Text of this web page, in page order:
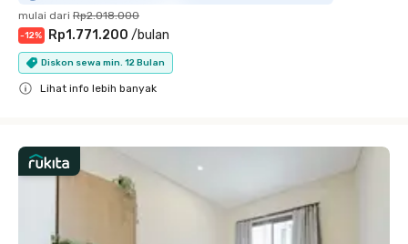
mulai dari Rp2.018.000
-12% Rp1.771.200 /bulan
Diskon sewa min. 12 Bulan
Lihat info lebih banyak